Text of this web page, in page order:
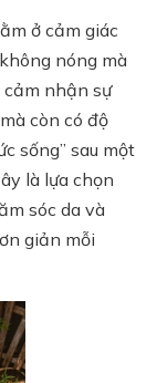
ở cảm giác
nóng mà
cảm nhận sự
còn có độ
sống” sau một
là lựa chọn
sóc da và
giản mỗi